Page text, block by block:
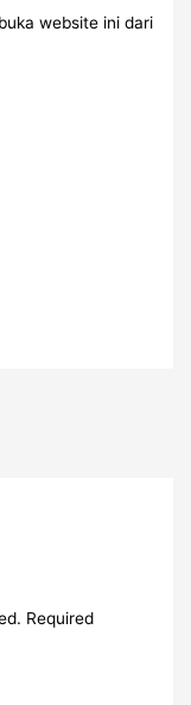
website ini dari
Required